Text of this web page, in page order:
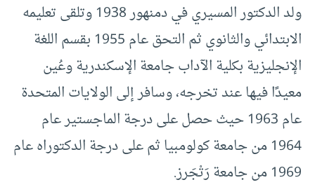
ولد الدكتور المسيري في دمنهور 1938 وتلقى تعليمه
الابتدائي والثانوي ثم التحق عام 1955 بقسم اللغة
الإنجليزية بكلية الآداب جامعة الإسكندرية وعُين
معيدًا فيها عند تخرجه، وسافر إلى الولايات المتحدة
عام 1963 حيث حصل على درجة الماجستير عام
1964 من جامعة كولومبيا ثم على درجة الدكتوراه عام
1969 من جامعة رَتْجَرز.